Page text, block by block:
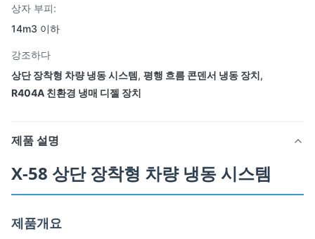
상자 부피:
14m3 이하
강조하다
상단 장착형 차량 냉동 시스템, 평행 흐름 콘덴서 냉동 장치,
R404A 친환경 냉매 디젤 장치
제품 설명
X-58 상단 장착형 차량 냉동 시스템
제품개요